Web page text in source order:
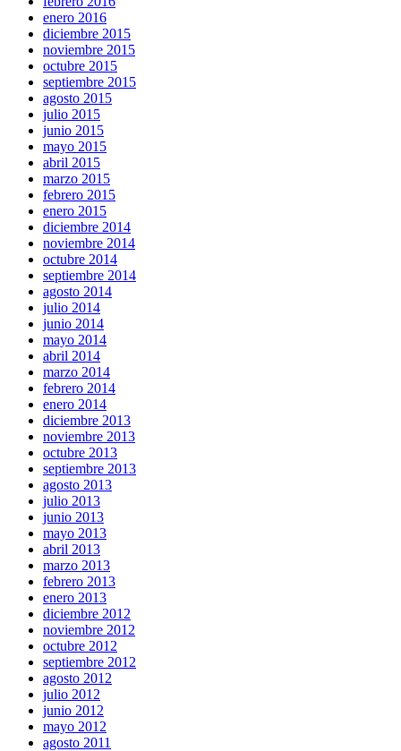
enero 2016
diciembre 2015
noviembre 2015
octubre 2015
septiembre 2015
agosto 2015
julio 2015
junio 2015
mayo 2015
abril 2015
marzo 2015
febrero 2015
enero 2015
diciembre 2014
noviembre 2014
octubre 2014
septiembre 2014
agosto 2014
julio 2014
junio 2014
mayo 2014
abril 2014
marzo 2014
febrero 2014
enero 2014
diciembre 2013
noviembre 2013
octubre 2013
septiembre 2013
agosto 2013
julio 2013
junio 2013
mayo 2013
abril 2013
marzo 2013
febrero 2013
enero 2013
diciembre 2012
noviembre 2012
octubre 2012
septiembre 2012
agosto 2012
julio 2012
junio 2012
mayo 2012
agosto 2011